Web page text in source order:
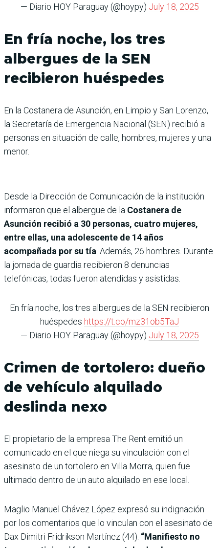
— Diario HOY Paraguay (@hoypy) July 18, 2025
En fría noche, los tres
albergues de la SEN
recibieron huéspedes
En la Costanera de Asunción, en Limpio y San Lorenzo,
la Secretaría de Emergencia Nacional (SEN) recibió a
personas en situación de calle, hombres, mujeres y una
menor.
Desde la Dirección de Comunicación de la institución
informaron que el albergue de la Costanera de
Asunción recibió a 30 personas, cuatro mujeres,
entre ellas, una adolescente de 14 años
acompañada por su tía . Además, 26 hombres. Durante
la jornada de guardia recibieron 8 denuncias
telefónicas, todas fueron atendidas y asistidas.
En fría noche, los tres albergues de la SEN recibieron
huéspedes https://t.co/mz31ob5TaJ
— Diario HOY Paraguay (@hoypy) July 18, 2025
Crimen de tortolero: dueño
de vehículo alquilado
deslinda nexo
El propietario de la empresa The Rent emitió un
comunicado en el que niega su vinculación con el
asesinato de un tortolero en Villa Morra, quien fue
ultimado dentro de un auto alquilado en ese local.
Maglio Manuel Chávez López expresó su indignación
por los comentarios que lo vinculan con el asesinato de
Dax Dimitri Fridrikson Martínez (44). “Manifiesto no